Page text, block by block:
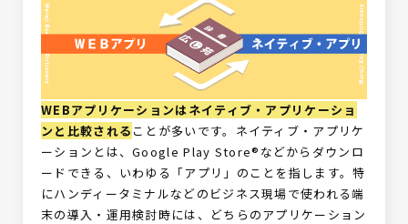
WEBアプリケーションはネイティブ・アプリケーショ
ンと比較される ことが多いです。ネイティブ・アプリケ
ーションとは、Google Play Store®などからダウンロ
ードできる、いわゆる「アプリ」のことを指します。特
にハンディータミナルなどのビジネス現場で使われる端
末の導入・運用検討時には、どちらのアプリケーション